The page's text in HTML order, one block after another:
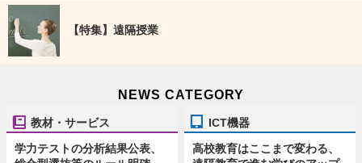
【特集】遠隔授業
NEWS CATEGORY
教材・サービス
学力テストの分析結果公表、
ICT機器
高校教育はここまで変わる、